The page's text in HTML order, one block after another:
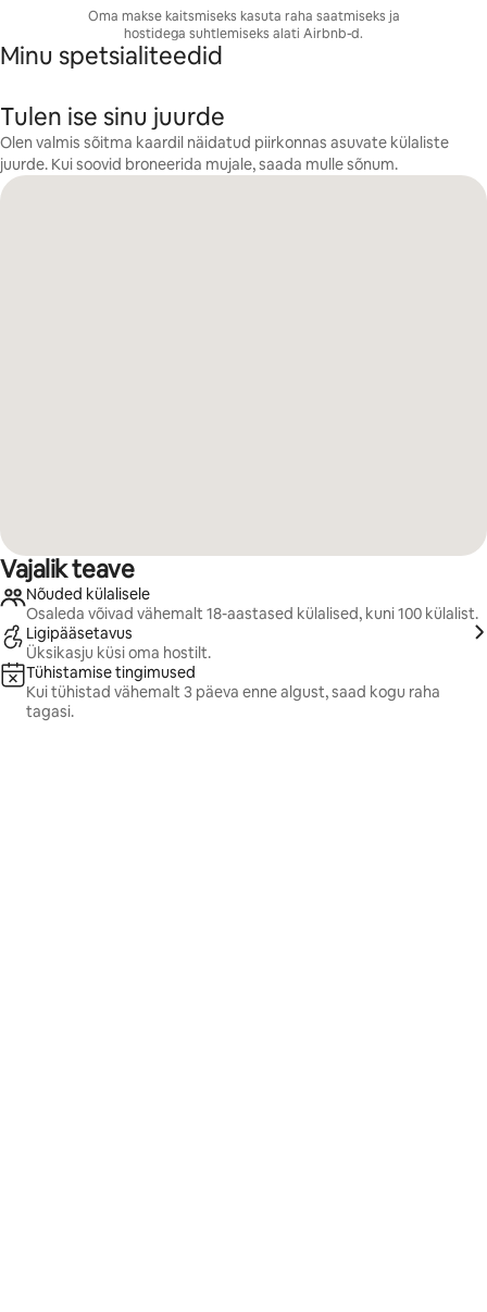
Oma makse kaitsmiseks kasuta raha saatmiseks ja
hostidega suhtlemiseks alati Airbnb-d.
Minu spetsialiteedid
Tulen ise sinu juurde
Olen valmis sõitma kaardil näidatud piirkonnas asuvate külaliste
juurde. Kui soovid broneerida mujale, saada mulle sõnum.
Vajalik teave
Nõuded külalisele
Osaleda võivad vähemalt 18-aastased külalised, kuni 100 külalist.
Ligipääsetavus
Üksikasju küsi oma hostilt.
Tühistamise tingimused
Kui tühistad vähemalt 3 päeva enne algust, saad kogu raha
tagasi.